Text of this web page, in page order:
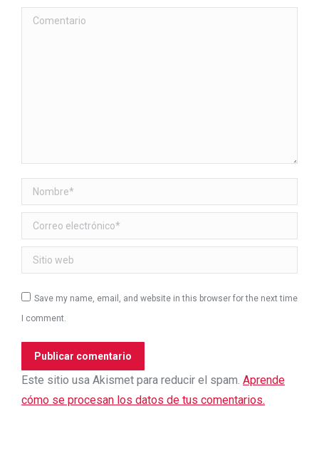
Comentario
Nombre *
Correo electrónico *
Sitio web
Save my name, email, and website in this browser for the next time
I comment.
Publicar comentario
Este sitio usa Akismet para reducir el spam. Aprende
cómo se procesan los datos de tus comentarios.